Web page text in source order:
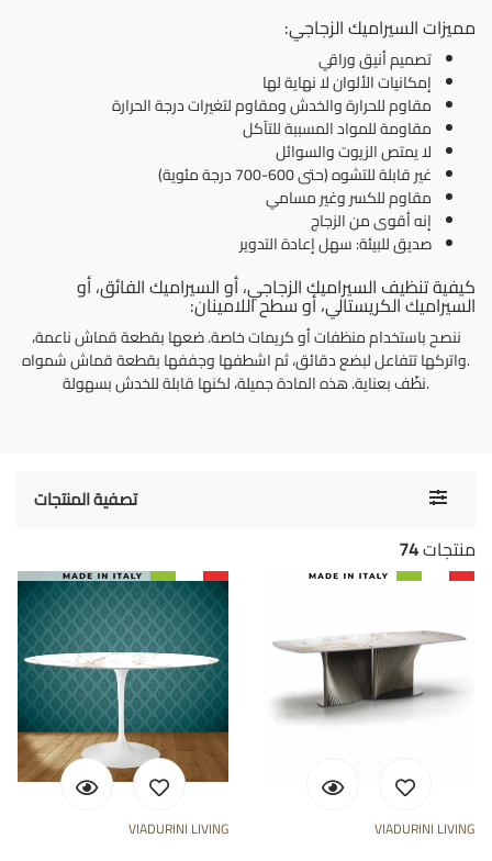
مميزات السيراميك الزجاجي:
تصميم أنيق وراقي
إمكانيات الألوان لا نهاية لها
مقاوم للحرارة والخدش ومقاوم لتغيرات درجة الحرارة
مقاومة للمواد المسببة للتآكل
لا يمتص الزيوت والسوائل
غير قابلة للتشوه (حتى 600-700 درجة مئوية)
مقاوم للكسر وغير مسامي
إنه أقوى من الزجاج
صديق للبيئة: سهل إعادة التدوير
كيفية تنظيفالسيراميك الزجاجي، أو السيراميك الفائق، أو
السيراميك الكريستالي، أو سطح اللامينان:
ننصح باستخدام منظفات أو كريمات خاصة. ضعها بقطعة قماش ناعمة،
واتركها تتفاعل لبضع دقائق، ثم اشطفها وجففها بقطعة قماش شمواه.
نظّف بعناية. هذه المادة جميلة، لكنها قابلة للخدش بسهولة.
Toggle تصفية المنتجات
74منتجات
VIADURINI LIVING VIADURINI LIVING